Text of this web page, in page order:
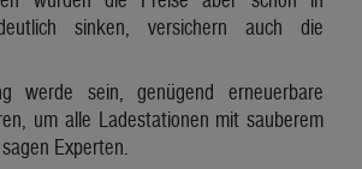
sinken, versichern auch die
werde sein, genügend erneuerbare
um alle Ladestationen mit sauberem
Experten.